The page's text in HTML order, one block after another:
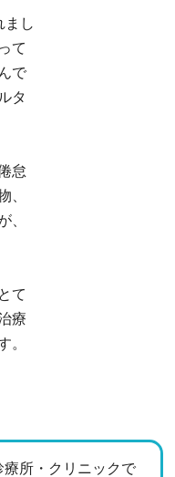
まし
て
で
タ
怠
、
、
て
療
。
療所・クリニックで